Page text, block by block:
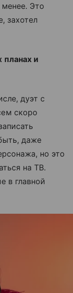
Это
захотел
планах и
дуэт с
скоро
даже
но это
на ТВ.
в главной